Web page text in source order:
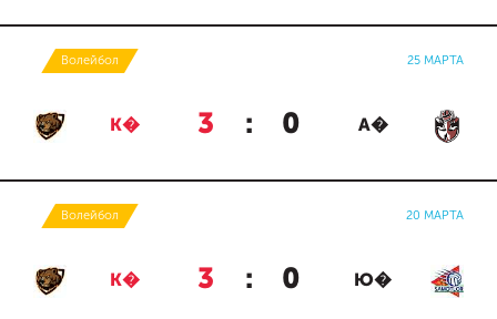
Волейбол 25 МАРТА
К� 3 : 0 А�
Волейбол 20 МАРТА
К� 3 : 0 Ю�